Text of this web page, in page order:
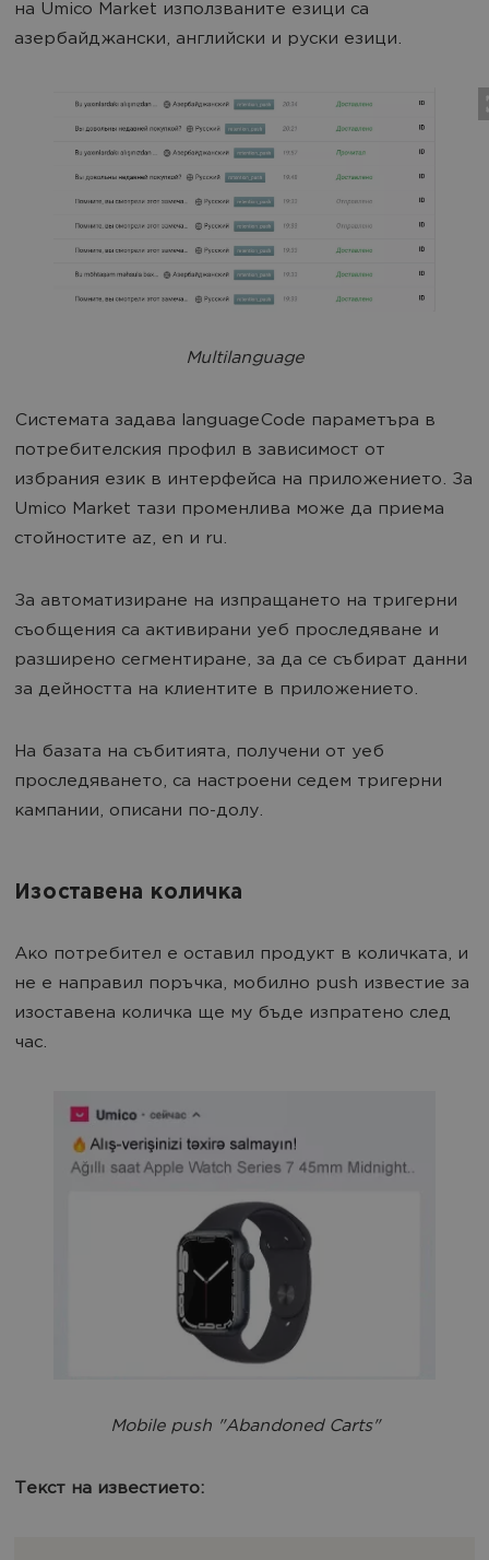
на Umico Market използваните езици са
азербайджански, английски и руски езици.
Multilanguage
Системата задава languageCode параметъра в
потребителския профил в зависимост от
избрания език в интерфейса на приложението. За
Umico Market тази променлива може да приема
стойностите az, en и ru.
За автоматизиране на изпращането на тригерни
съобщения са активирани уеб проследяване и
разширено сегментиране, за да се събират данни
за дейността на клиентите в приложението.
На базата на събитията, получени от уеб
проследяването, са настроени седем тригерни
кампании, описани по-долу.
Изоставена количка
Ако потребител е оставил продукт в количката, и
не е направил поръчка, мобилно push известие за
изоставена количка ще му бъде изпратено след
час.
Mobile push "Abandoned Carts"
Текст на известието: